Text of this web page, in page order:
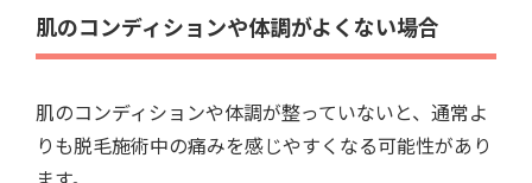
肌のコンディションや体調がよくない場合
肌のコンディションや体調が整っていないと、通常よ
りも脱毛施術中の痛みを感じやすくなる可能性があり